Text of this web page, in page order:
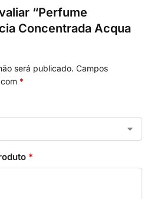
“Perfume
Concentrada Acqua
será publicado. Campos
*
*